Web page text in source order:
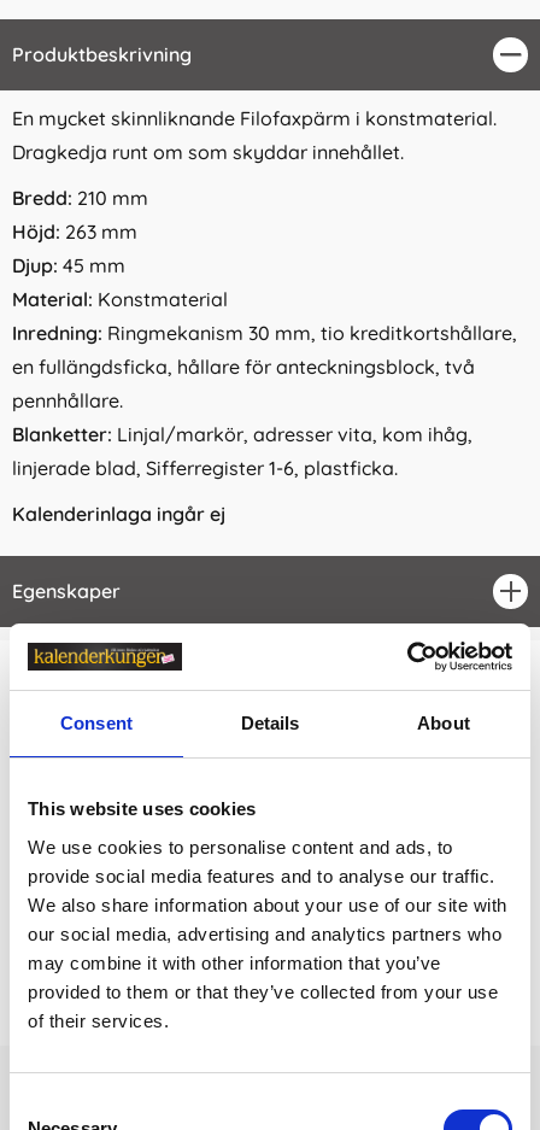
Consent Details About
This website uses cookies
We use cookies to personalise content and ads, to
provide social media features and to analyse our traffic.
We also share information about your use of our site with
our social media, advertising and analytics partners who
may combine it with other information that you’ve
provided to them or that they’ve collected from your use
of their services.
Produktbeskrivning
En mycket skinnliknande Filofaxpärm i konstmaterial.
Dragkedja runt om som skyddar innehållet.
Bredd: 210 mm
Höjd: 263 mm
Djup: 45 mm
Material: Konstmaterial
Inredning: Ringmekanism 30 mm, tio kreditkortshållare,
en fullängdsficka, hållare för anteckningsblock, två
pennhållare.
Blanketter: Linjal/markör, adresser vita, kom ihåg,
linjerade blad, Sifferregister 1-6, plastficka.
Kalenderinlaga ingår ej
Egenskaper
Relaterade kategorier
Filofax /
Filofax kollektioner
Filofax / Filofax kollektioner / Filofax Metropol
Prishistorik
Lägsta pris senaste 30 dagarna är 1159 kr (2026-08-09)